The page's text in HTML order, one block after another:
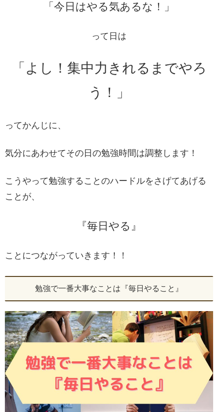
「今日はやる気あるな！」
って日は
「よし！集中力きれるまでやろ
う！」
ってかんじに、
気分にあわせてその日の勉強時間は調整します！
こうやって勉強することのハードルをさげてあげる
ことが、
『毎日やる』
ことにつながっていきます！！
勉強で一番大事なことは『毎日やること』